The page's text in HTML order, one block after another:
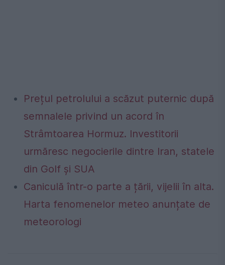
Prețul petrolului a scăzut puternic după
semnalele privind un acord în
Strâmtoarea Hormuz. Investitorii
urmăresc negocierile dintre Iran, statele
din Golf și SUA
Caniculă într-o parte a țării, vijelii în alta.
Harta fenomenelor meteo anunțate de
meteorologi